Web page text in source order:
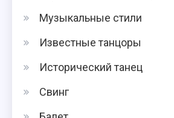
Музыкальные стили
Известные танцоры
Исторический танец
Свинг